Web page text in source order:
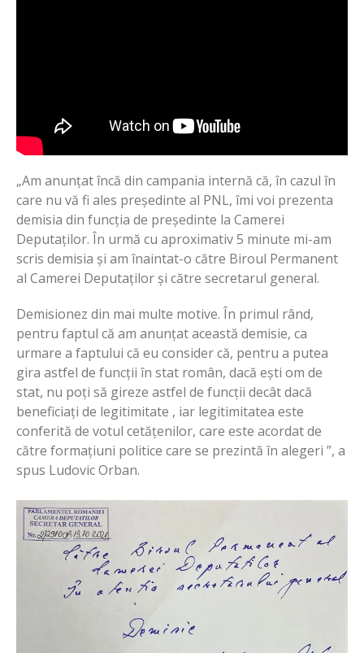
„Am anunțat încă din campania internă că, în cazul în
care nu vă fi ales președinte al PNL, îmi voi prezenta
demisia din funcția de președinte la Camerei
Deputaților. În urmă cu aproximativ 5 minute mi-am
scris demisia și am înaintat-o ​​către Biroul Permanent
al Camerei Deputaților și către secretarul general.
Demisionez din mai multe motive. În primul rând,
pentru faptul că am anunțat această demisie, ca
urmare a faptului că eu consider că, pentru a putea
gira astfel de funcții în stat român, dacă ești om de
stat, nu poți să gireze astfel de funcții decât dacă
beneficiați de legitimitate , iar legitimitatea este
conferită de votul cetățenilor, care este acordat de
către formațiuni politice care se prezintă în alegeri ”, a
spus Ludovic Orban.